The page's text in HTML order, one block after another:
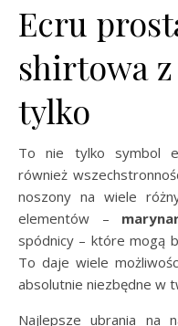
Ecru
shirtowa
tylko
To nie tylko symbol
również
noszony na wiele
elementów –
spódnicy – które mogą
To daje wiele
absolutnie niezbędne w
Najlepsze ubrania na